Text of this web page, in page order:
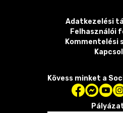
Adatkezelési
Felhasználói
Kommentelési
Kövess minket a